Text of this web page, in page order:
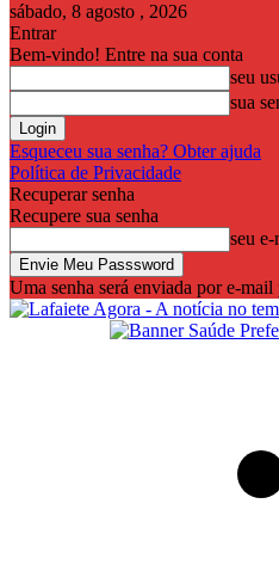
sábado, 8 agosto , 2026
Entrar
Bem-vindo! Entre na sua conta
seu
sua
Esqueceu sua senha? Obter ajuda
Política de Privacidade
Recuperar senha
Recupere sua senha
seu e-
Uma senha será enviada por e-mail